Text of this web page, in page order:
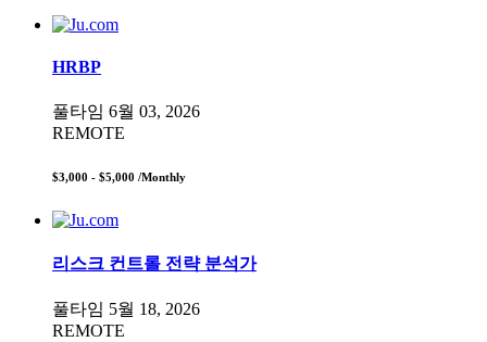
HRBP
풀타임 6월 03, 2026
REMOTE
$3,000 - $5,000 /Monthly
리스크 컨트롤 전략 분석가
풀타임 5월 18, 2026
REMOTE